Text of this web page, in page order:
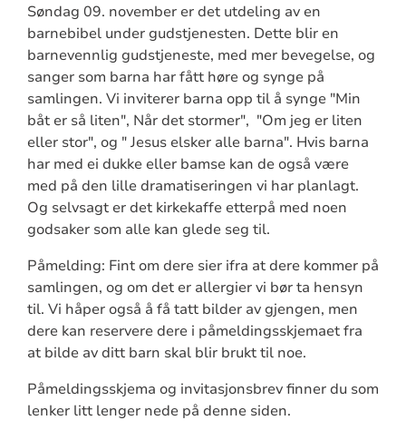
Søndag 09. november er det utdeling av en
barnebibel under gudstjenesten. Dette blir en
barnevennlig gudstjeneste, med mer bevegelse, og
sanger som barna har fått høre og synge på
samlingen. Vi inviterer barna opp til å synge "Min
båt er så liten", Når det stormer", "Om jeg er liten
eller stor", og " Jesus elsker alle barna". Hvis barna
har med ei dukke eller bamse kan de også være
med på den lille dramatiseringen vi har planlagt.
Og selvsagt er det kirkekaffe etterpå med noen
godsaker som alle kan glede seg til.
Påmelding: Fint om dere sier ifra at dere kommer på
samlingen, og om det er allergier vi bør ta hensyn
til. Vi håper også å få tatt bilder av gjengen, men
dere kan reservere dere i påmeldingsskjemaet fra
at bilde av ditt barn skal blir brukt til noe.
Påmeldingsskjema og invitasjonsbrev finner du som
lenker litt lenger nede på denne siden.